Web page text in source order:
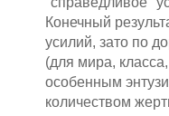
Конечный
усилий, зато по
(для мира,
особенным
количеством